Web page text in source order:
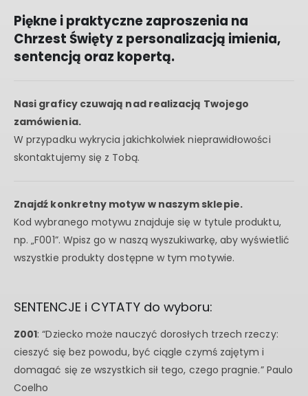
Piękne i praktyczne zaproszenia na
Chrzest Święty z personalizacją imienia,
sentencją oraz kopertą.
Nasi graficy czuwają nad realizacją Twojego
zamówienia.
W przypadku wykrycia jakichkolwiek nieprawidłowości
skontaktujemy się z Tobą.
Znajdź konkretny motyw w naszym sklepie.
Kod wybranego motywu znajduje się w tytule produktu,
np. „F001”. Wpisz go w naszą wyszukiwarkę, aby wyświetlić
wszystkie produkty dostępne w tym motywie.
SENTENCJE i CYTATY do wyboru:
Z001: “Dziecko może nauczyć dorosłych trzech rzeczy:
cieszyć się bez powodu, być ciągle czymś zajętym i
domagać się ze wszystkich sił tego, czego pragnie.” Paulo
Coelho